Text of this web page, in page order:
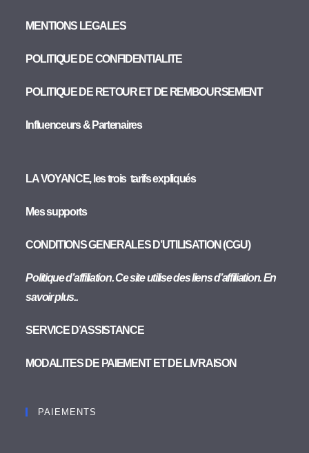
MENTIONS LEGALES
POLITIQUE DE CONFIDENTIALITE
POLITIQUE DE RETOUR ET DE REMBOURSEMENT
Influenceurs & Partenaires
LA VOYANCE, les trois tarifs expliqués
Mes supports
CONDITIONS GENERALES D’UTILISATION (CGU)
Politique d’affiliation. Ce site utilise des liens d’affiliation. En
savoir plus..
SERVICE D’ASSISTANCE
MODALITES DE PAIEMENT ET DE LIVRAISON
PAIEMENTS